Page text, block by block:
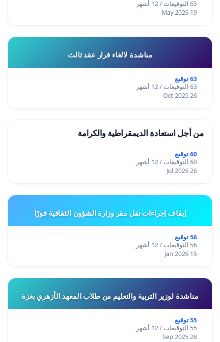
65 التوقيعات / 12 أشهر
19 May 2026
مناشدة لالغاء قرار عقد ثالث
63 توقيع
63 التوقيعات / 12 أشهر
26 Oct 2025
من أجل استعادة الديمقراطية والكرامة
60 توقيع
60 التوقيعات / 12 أشهر
26 Jul 2026
إيقاف إجراءات نقل مقر وزارة الشؤون الثقافية فورًا
56 توقيع
56 التوقيعات / 12 أشهر
15 Jan 2026
مناشدة لوزير التربية والتعليم من طلاب المعهد الأزهري بغزة
55 توقيع
55 التوقيعات / 12 أشهر
28 Sep 2025